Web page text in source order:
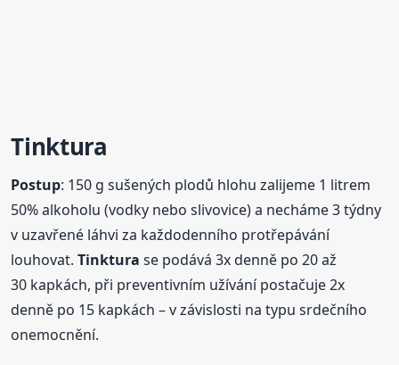
Tinktura
Postup: 150 g sušených plodů hlohu zalijeme 1 litrem
50% alkoholu (vodky nebo slivovice) a necháme 3 týdny
v uzavřené láhvi za každodenního protřepávání
louhovat.Tinktura se podává 3x denně po 20 až
30 kapkách, při preventivním užívání postačuje 2x
denně po 15 kapkách – v závislosti na typu srdečního
onemocnění.